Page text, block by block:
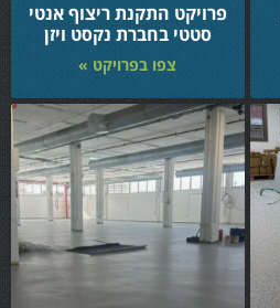
פרויקט התקנת ריצוף אנטי
סטטי בחברת נקסט ויזן
צפו בפרויקט »